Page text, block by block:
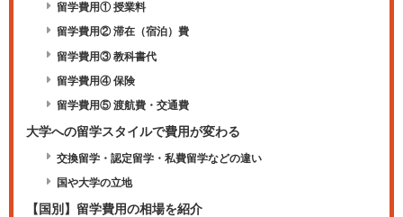
留学費用① 授業料
留学費用② 滞在（宿泊）費
留学費用③ 教科書代
留学費用④ 保険
留学費用⑤ 渡航費・交通費
大学への留学スタイルで費用が変わる
交換留学・認定留学・私費留学などの違い
国や大学の立地
【国別】留学費用の相場を紹介